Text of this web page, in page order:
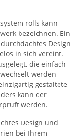
rolls kann
bezeichnen. Ein
Design
in sich vereint.
die einfach
werden
gestaltete
kann der
werden.
Design und
bei Ihrem